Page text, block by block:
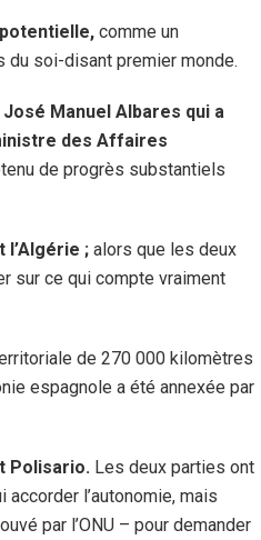
comme un
du soi-disant premier monde.
Manuel Albares qui a
des Affaires
de progrès substantiels
l’Algérie ; alors que les deux
sur ce qui compte vraiment
de 270 000 kilomètres
espagnole a été annexée par
Polisario. Les deux parties ont
l’autonomie, mais
par l’ONU – pour demander